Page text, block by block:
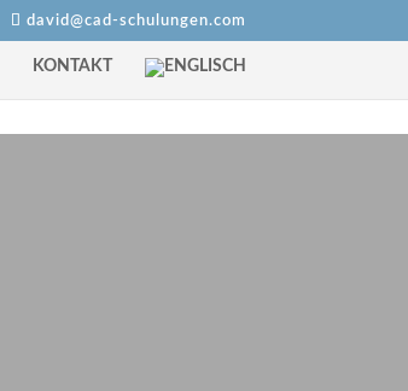
david@cad-schulungen.com
KONTAKT